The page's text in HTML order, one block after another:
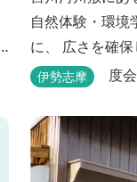
自然体験・環境
に、 広さを確
等が整備されています。 芝生広
め、オートキャ
火災防止のため
直火にならない
伊勢志摩 度